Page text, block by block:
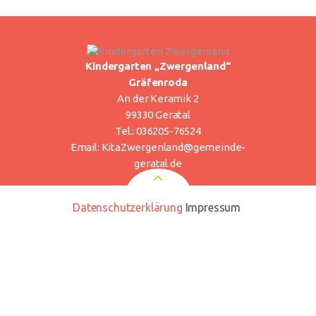
Kindergarten „Zwergenland“
Gräfenroda
An der Keramik 2
99330 Geratal
Tel.: 036205-76524
Email: KitaZwergenland@gemeinde-
geratal.de
Datenschutzerklärung Impressum